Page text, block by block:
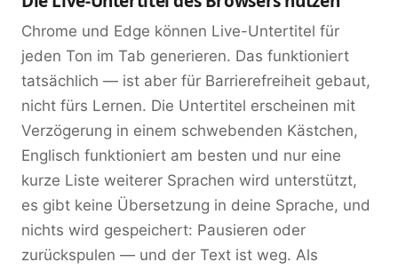
Chrome und Edge können Live-Untertitel für
jeden Ton im Tab generieren. Das funktioniert
tatsächlich — ist aber für Barrierefreiheit gebaut,
nicht fürs Lernen. Die Untertitel erscheinen mit
Verzögerung in einem schwebenden Kästchen,
Englisch funktioniert am besten und nur eine
kurze Liste weiterer Sprachen wird unterstützt,
es gibt keine Übersetzung in deine Sprache, und
nichts wird gespeichert: Pausieren oder
zurückspulen — und der Text ist weg. Als